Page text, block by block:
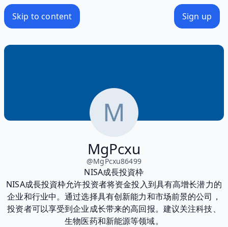
Skip to content Sign up
MgPcxu
@MgPcxu86499
NISA成長投資枠
NISA成長投資枠允许投资者将资金投入到具有高增长潜力的
企业和行业中。通过选择具有创新能力和市场前景的公司，
投资者可以享受到企业成长带来的高回报。建议关注科技、
生物医药和新能源等领域。